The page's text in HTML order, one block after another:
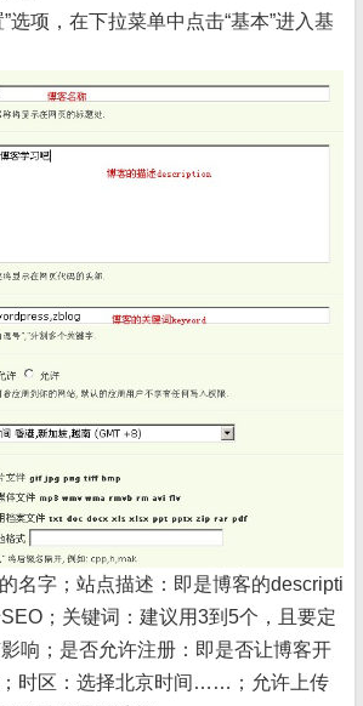
选项，在下拉菜单中点击“基本”进入基
名字；站点描述：即是博客的descripti
；关键词：建议用3到5个，且要定
响；是否允许注册：即是否让博客开
时区：选择北京时间……；允许上传